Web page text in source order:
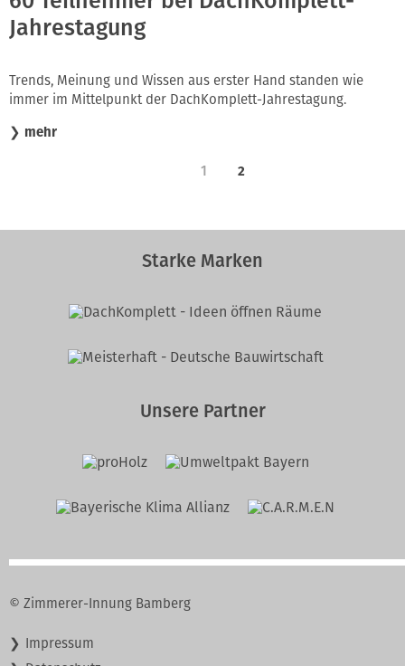
Jahrestagung
Trends, Meinung und Wissen aus erster Hand standen wie
immer im Mittelpunkt der DachKomplett-Jahrestagung.
❯ mehr
1 2
Starke Marken
Unsere Partner
© Zimmerer-Innung Bamberg
Navigation
überspringen
Impressum